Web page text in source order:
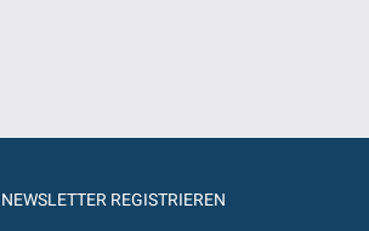
NEWSLETTER REGISTRIEREN